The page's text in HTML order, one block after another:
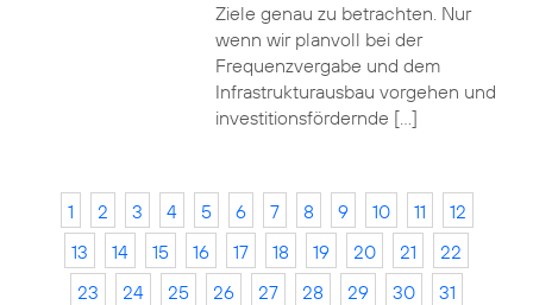
Ziele genau zu betrachten. Nur
wenn wir planvoll bei der
Frequenzvergabe und dem
Infrastrukturausbau vorgehen und
investitionsfördernde […]
1 2 3 4 5 6 7 8 9 10 11
12
13
14 15 16 17 18 19 20 21
22
23
24 25 26 27 28 29 30
31